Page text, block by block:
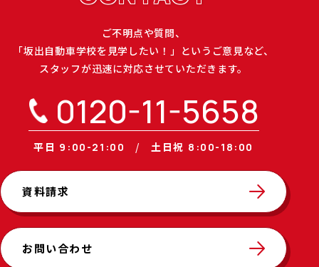
ご不明点や質問、
「坂出自動車学校を見学したい！」というご意見など、
スタッフが迅速に対応させていただきます。
0120-11-5658
平日 9:00-21:00 土日祝 8:00-18:00
資料請求
お問い合わせ